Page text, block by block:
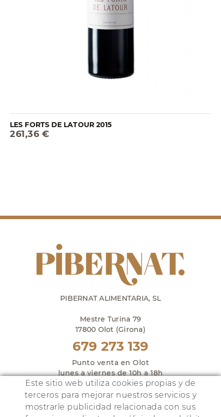
LES FORTS DE LATOUR 2015
261,36 €
PIBERNAT ALIMENTARIA, SL
Mestre Turina 79
17800 Olot (Girona)
679 273 139
Punto venta en Olot
lunes a viernes de 10h a 18h
y sábados de 10h a 14h
Este sitio web utiliza cookies propias y de
terceros para mejorar nuestros servicios y
mostrarle publicidad relacionada con sus